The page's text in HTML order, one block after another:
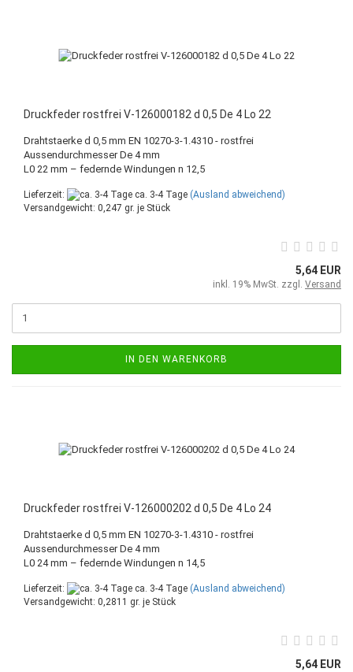
Druckfeder rostfrei V-126000182 d 0,5 De 4 Lo 22
Drahtstaerke d 0,5 mm EN 10270-3-1.4310 - rostfrei
Aussendurchmesser De 4 mm
L0 22 mm – federnde Windungen n 12,5
Lieferzeit: ca. 3-4 Tage (Ausland abweichend)
Versandgewicht: 0,247 gr. je Stück
5,64 EUR
inkl. 19% MwSt. zzgl. Versand
IN DEN WARENKORB
Druckfeder rostfrei V-126000202 d 0,5 De 4 Lo 24
Drahtstaerke d 0,5 mm EN 10270-3-1.4310 - rostfrei
Aussendurchmesser De 4 mm
L0 24 mm – federnde Windungen n 14,5
Lieferzeit: ca. 3-4 Tage (Ausland abweichend)
Versandgewicht: 0,2811 gr. je Stück
5,64 EUR